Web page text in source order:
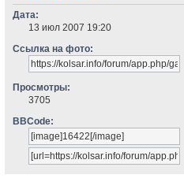
Дата:
13 июл 2007 19:20
Ссылка на фото:
Просмотры:
3705
BBCode: